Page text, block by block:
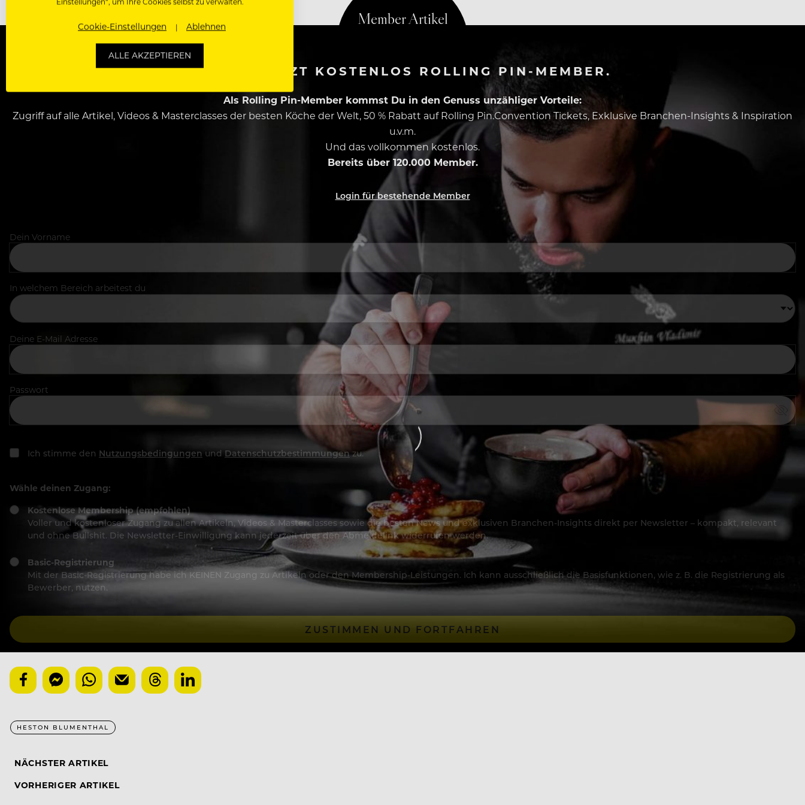
WERDE JETZT KOSTENLOS ROLLING PIN-MEMBER.
Als Rolling Pin-Member kommst Du in den Genuss unzähliger Vorteile:
Zugriff auf alle Artikel, Videos & Masterclasses der besten Köche der Welt, 50 % Rabatt auf Rolling Pin.Convention Tickets, Exklusive Branchen-Insights & Inspiration
u.v.m.
Und das vollkommen kostenlos.
Bereits über 120.000 Member.
Login für bestehende Member
Dein Vorname
In welchem Bereich arbeitest du
Deine E-Mail Adresse
Passwort
Ich stimme den Nutzungsbedingungen und Datenschutzbestimmungenzu.
Wähle deinen Zugang:
Kostenlose Membership (empfohlen)
Voller und kostenloser Zugang zu allen Artikeln, Videos & Masterclasses sowie die besten News und exklusiven Branchen-Insights direkt per Newsletter – kompakt, relevant
und ohne Bullshit. Die Newsletter-Einwilligung kann jederzeit über den Abmeldelink widerrufen werden.
Basic-Registrierung
Mit der Basic-Registrierung habe ich KEINEN Zugang zu Artikeln oder den Membership-Leistungen. Ich kann ausschließlich die Basisfunktionen, wie z. B. die Registrierung als
Bewerber, nutzen.
ZUSTIMMEN UND FORTFAHREN
HESTON BLUMENTHAL
NÄCHSTER ARTIKEL
VORHERIGER ARTIKEL
Cookie-Einstellungen Ablehnen
ALLE AKZEPTIEREN